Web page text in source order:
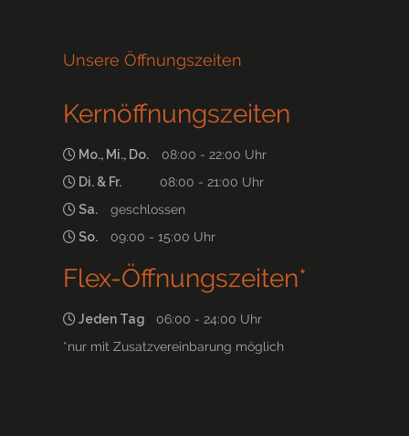
Unsere Öffnungszeiten
Kernöffnungszeiten
Mo., Mi., Do.
08:00 - 22:00 Uhr
Di. & Fr.
08:00 - 21:00 Uhr
Sa.
geschlossen
So.
09:00 - 15:00 Uhr
Flex-Öffnungszeiten*
Jeden Tag 06:00 - 24:00 Uhr
*nur mit Zusatzvereinbarung möglich